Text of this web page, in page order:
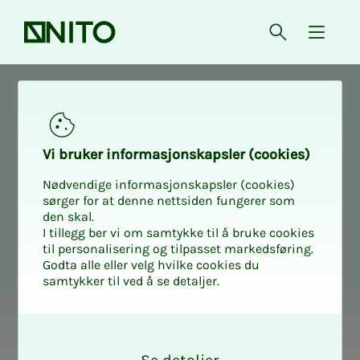
Forsiden Åpne søk
{
Conferences
Vi bru­­­ker in­­­for­­­ma­­­sjons­­­kaps­­­­­ler (cookies)
Nødvendige informasjonskapsler (cookies)
sørger for at denne nettsiden fungerer som
den skal.
I tillegg ber vi om samtykke til å bruke cookies
til personalisering og tilpasset markedsføring.
Godta alle eller velg hvilke cookies du
samtykker til ved å se detaljer.